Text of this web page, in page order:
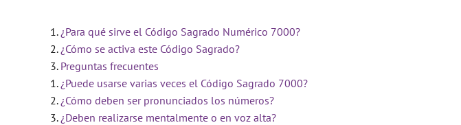
i
¿Para qué sirve el Código Sagrado Numérico 7000?
¿Cómo se activa este Código Sagrado?
Preguntas frecuentes
¿Puede usarse varias veces el Código Sagrado 7000?
¿Cómo deben ser pronunciados los números?
¿Deben realizarse mentalmente o en voz alta?